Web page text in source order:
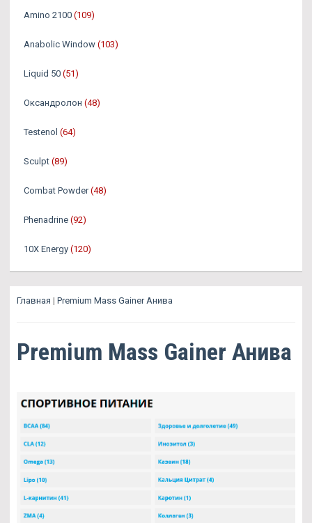
Amino 2100 (109)
Anabolic Window (103)
Liquid 50 (51)
Оксандролон (48)
Testenol (64)
Sculpt (89)
Combat Powder (48)
Phenadrine (92)
10X Energy (120)
Главная | Premium Mass Gainer Анива
Premium Mass Gainer Анива